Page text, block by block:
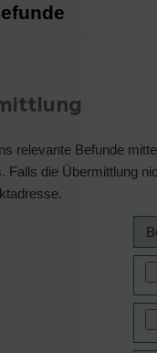
mittels Dateiupload. Bildgebungen